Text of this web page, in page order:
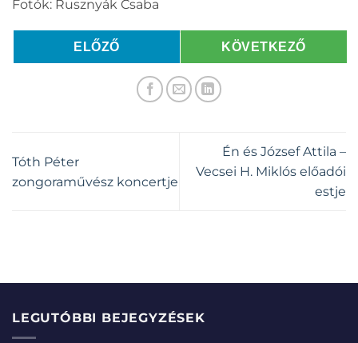
Fotók: Rusznyák Csaba
ELŐZŐ KÖVETKEZŐ
Tóth Péter
zongoraművész koncertje
Én és József Attila –
Vecsei H. Miklós előadói
estje
LEGUTÓBBI BEJEGYZÉSEK